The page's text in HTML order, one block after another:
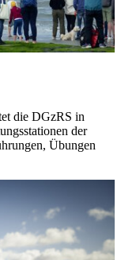
die DGzRS in
der
Übungen